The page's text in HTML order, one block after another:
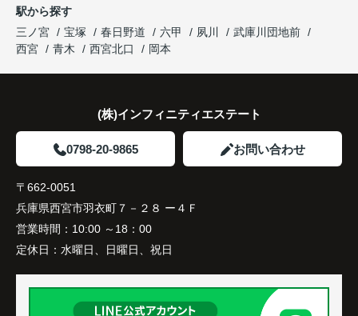
と大変喜ばれ、この住まいを選ばれました。
住み替え後は家族それぞれの通勤・通学時間が短く
家族全員にとって、将来を見据えた良い選択だった
駅から探す
三ノ宮
宝塚 春日野道 六甲 夙川
武庫川団地前
西宮
青木 西宮北口 岡本
(株)インフィニティエステート
0798-20-9865 お問い合わせ
〒662-0051
兵庫県西宮市羽衣町７－２８ ー４Ｆ
営業時間： 10:00 ～18：00
定休日： 水曜日、日曜日、祝日